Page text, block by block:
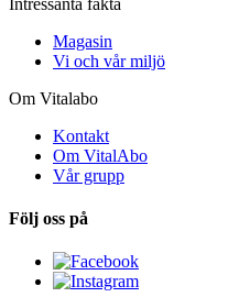
Magasin
Vi och vår miljö
Om Vitalabo
Kontakt
Om VitalAbo
Vår grupp
Följ oss på